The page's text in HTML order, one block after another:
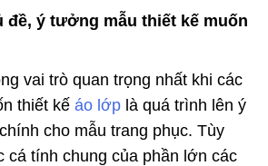
đề, ý tưởng mẫu thiết kế muốn
vai trò quan trọng nhất khi các
thiết kế áo lớp là quá trình lên ý
cho mẫu trang phục. Tùy
cá tính chung của phần lớn các